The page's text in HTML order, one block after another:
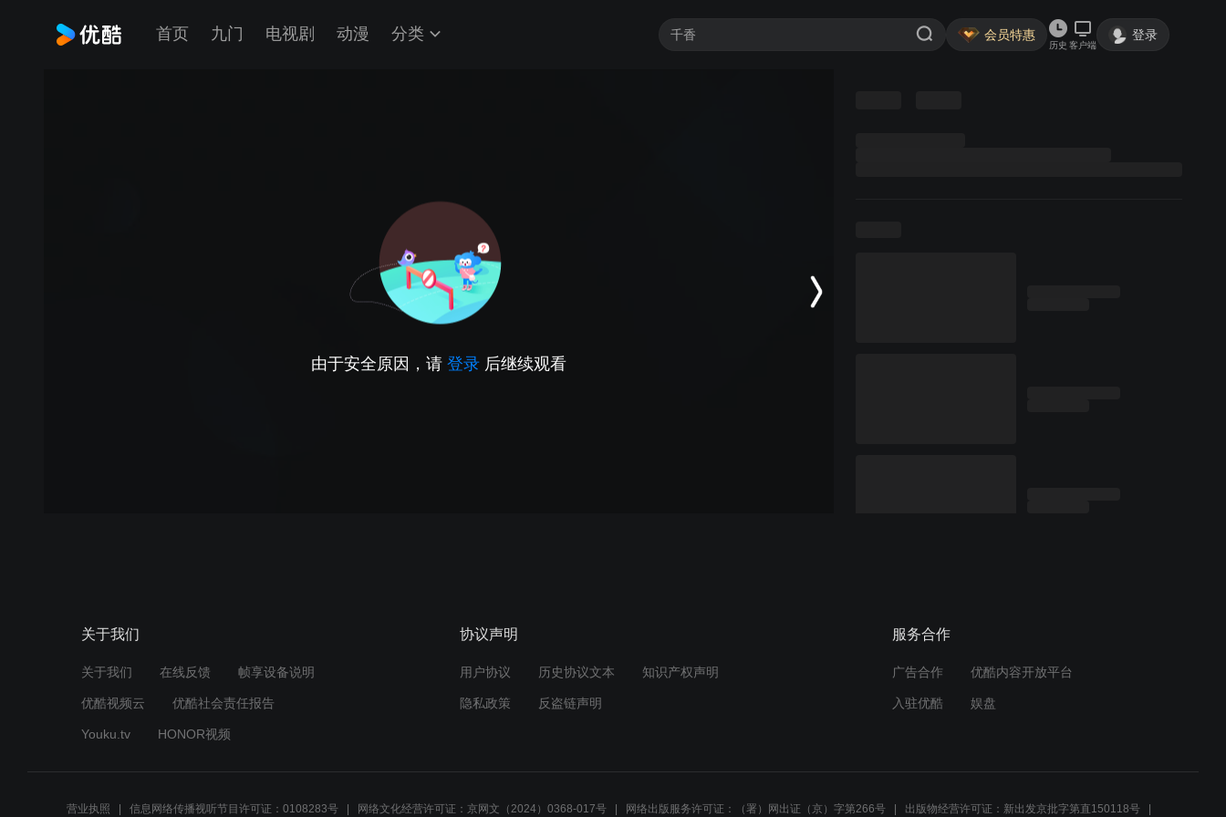
首页 九门 电视剧 动漫 分类 会员特惠
历史 客户端
登录
由于安全原因，请 登录 后继续观看
关于我们
关于我们 在线反馈 帧享设备说明
优酷视频云 优酷社会责任报告
Youku.tv HONOR视频
协议声明
用户协议 历史协议文本 知识产权声明
隐私政策 反盗链声明
服务合作
广告合作 优酷内容开放平台
入驻优酷 娱盘
营业执照 信息网络传播视听节目许可证：0108283号 网络文化经营许可证：京网文（2024）0368-017号 网络出版服务许可证：（署）网出证（京）字第266号 出版物经营许可证：新出发京批字第直150118号